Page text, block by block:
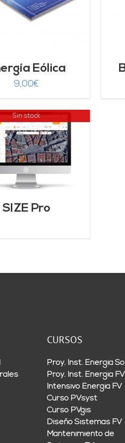
Eólica
9,00€
Sin stock
SIZE Pro
CURSOS
Proy. Inst. Energía
Proy. Inst. Energía FV
Intensivo Energía FV
Curso PVsyst
Curso PVgis
Diseño Sistemas FV
Mantenimiento de